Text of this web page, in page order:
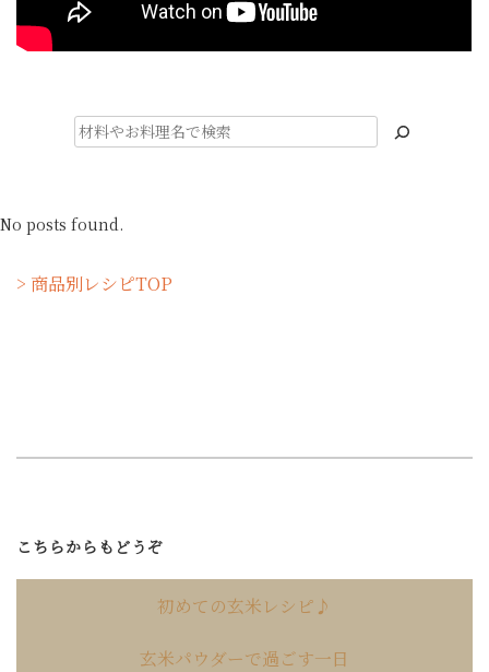
No posts found.
> 商品別レシピTOP
こちらからもどうぞ
初めての玄米レシピ♪
玄米パウダーで過ごす一日